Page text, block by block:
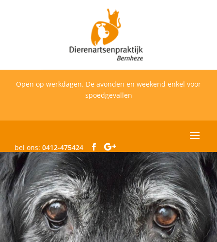
Open op werkdagen. De avonden en weekend enkel voor
spoedgevallen
bel ons: 0412-475424